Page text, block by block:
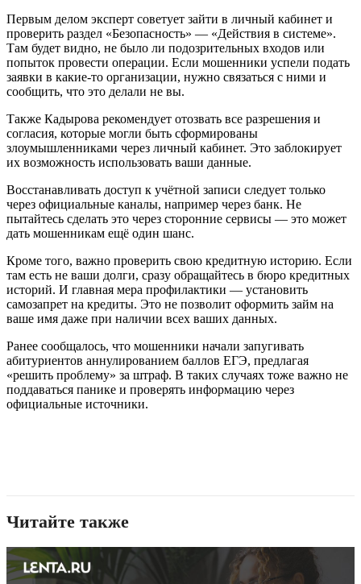
Первым делом эксперт советует зайти в личный кабинет и
проверить раздел «Безопасность» — «Действия в системе».
Там будет видно, не было ли подозрительных входов или
попыток провести операции. Если мошенники успели подать
заявки в какие-то организации, нужно связаться с ними и
сообщить, что это делали не вы.
Также Кадырова рекомендует отозвать все разрешения и
согласия, которые могли быть сформированы
злоумышленниками через личный кабинет. Это заблокирует
их возможность использовать ваши данные.
Восстанавливать доступ к учётной записи следует только
через официальные каналы, например через банк. Не
пытайтесь сделать это через сторонние сервисы — это может
дать мошенникам ещё один шанс.
Кроме того, важно проверить свою кредитную историю. Если
там есть не ваши долги, сразу обращайтесь в бюро кредитных
историй. И главная мера профилактики — установить
самозапрет на кредиты. Это не позволит оформить займ на
ваше имя даже при наличии всех ваших данных.
Ранее сообщалось, что мошенники начали запугивать
абитуриентов аннулированием баллов ЕГЭ, предлагая
«решить проблему» за штраф. В таких случаях тоже важно не
поддаваться панике и проверять информацию через
официальные источники.
Читайте также